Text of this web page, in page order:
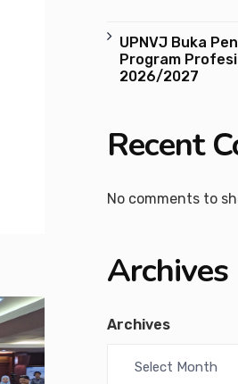
UPNVJ Buka
Program
2026/2027
Recent
No comments to
Archives
Archives